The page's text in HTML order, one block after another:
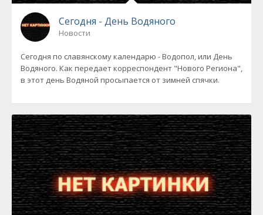
Сегодня - День Водяного
Новости
Сегодня по славянскому календарю - Водопол, или День
Водяного. Как передает корреспондент "Нового Региона",
в этот день Водяной просыпается от зимней спячки.